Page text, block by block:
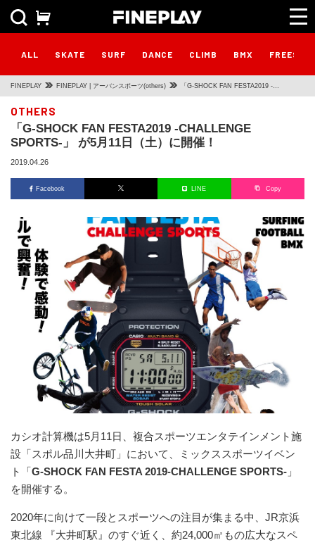
ALL SKATE SURF DANCE CLIMB BMX
FINEPLAY FINEPLAY | アーバンスポーツ(others) 「G-SHOCK FAN FESTA2019 -
（土）に開催！
OTHERS
「G-SHOCK FAN FESTA2019 -CHALLENGE
SPORTS-」 が5月11日（土）に開催！
2019.04.26
Facebook LINE Copy
カシオ計算機は5月11日、複合スポーツエンタテインメント施
設「スポル品川大井町」において、ミックススポーツイベン
ト「G-SHOCK FAN FESTA 2019-CHALLENGE SPORTS- 」
を開催する。
2020年に向けて一段とスポーツへの注目が集まる中、JR京浜
東北線 『大井町駅』のすぐ近く、約24,000㎡もの広大なスペ